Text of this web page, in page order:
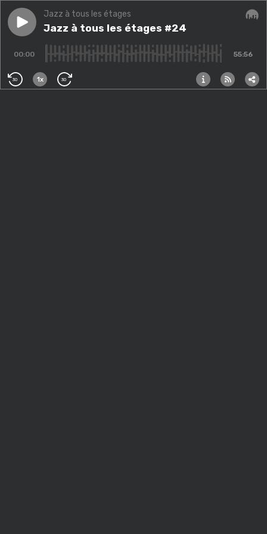
Play episode Jazz à tous les étages #24
Jazz à tous les étages
Jazz à tous les étages #24
00:00 55:56
30 1x 30